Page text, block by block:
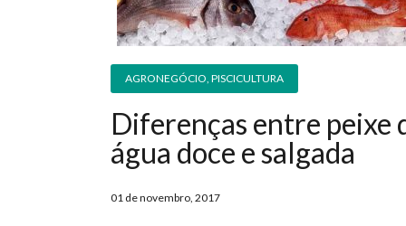
AGRONEGÓCIO, PISCICULTURA
Diferenças entre peixe
água doce e salgada
01 de novembro, 2017